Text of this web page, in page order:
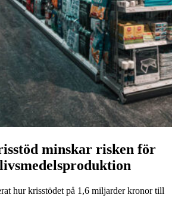
minskar risken för
hur krisstödet på 1,6 miljarder kronor till